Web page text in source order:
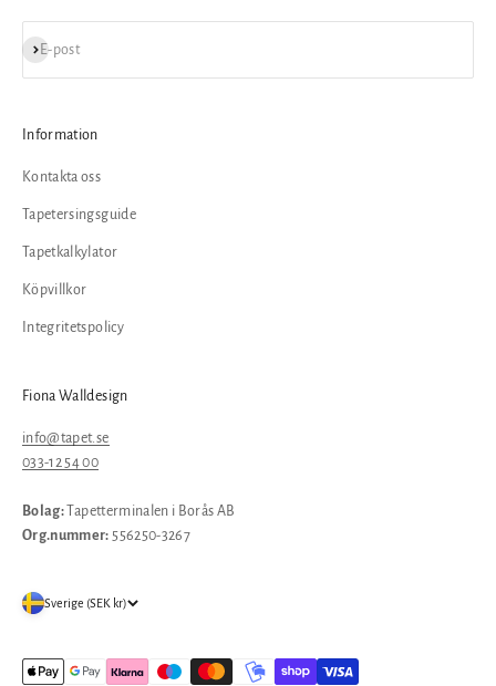
E-post
Prenumerera
Information
Kontakta oss
Tapetersingsguide
Tapetkalkylator
Köpvillkor
Integritetspolicy
Fiona Walldesign
info@tapet.se
033-12 54 00
Bolag:
Tapetterminalen i Borås AB
Org.nummer: 556250-3267
Sverige (SEK kr)